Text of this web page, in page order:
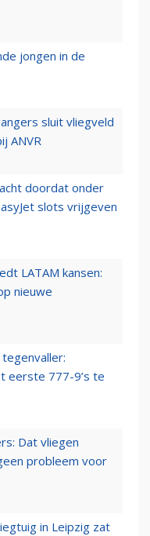
jongen in de
sluit vliegveld
ANVR
doordat onder
slots vrijgeven
LATAM kansen:
nieuwe
eerste 777-9’s te
Dat vliegen
probleem voor
in Leipzig zat